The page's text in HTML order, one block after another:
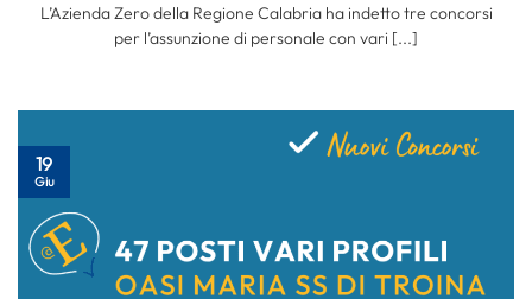
L’Azienda Zero della Regione Calabria ha indetto tre concorsi
per l’assunzione di personale con vari [...]
19
Giu